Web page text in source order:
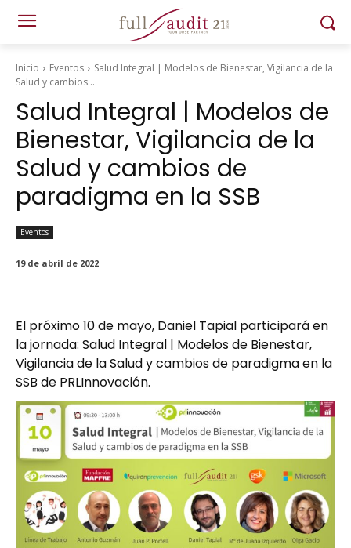
Inicio Eventos
Salud Integral | Modelos de Bienestar, Vigilancia de la
Salud y cambios...
Salud Integral | Modelos de
Bienestar, Vigilancia de la
Salud y cambios de
paradigma en la SSB
Eventos
19 de abril de 2022
El próximo 10 de mayo, Daniel Tapial participará en
la jornada: Salud Integral | Modelos de Bienestar,
Vigilancia de la Salud y cambios de paradigma en la
SSB de PRLInnovación.